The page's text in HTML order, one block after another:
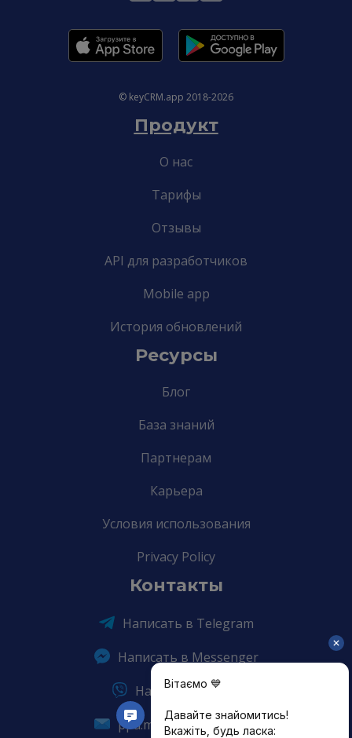
© keyCRM.app 2018-2026
Продукт
О нас
Тарифы
Отзывы
API для разработчиков
Mobile app
История обновлений
Ресурсы
Блог
База знаний
Партнерам
Карьера
Условия использования
Privacy Policy
Контакты
Написать в Telegram
Написать в Messenger
Написать в Viber
ppa.mrcyek%40troppus